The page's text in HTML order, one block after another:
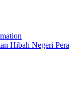
Hibah Negeri